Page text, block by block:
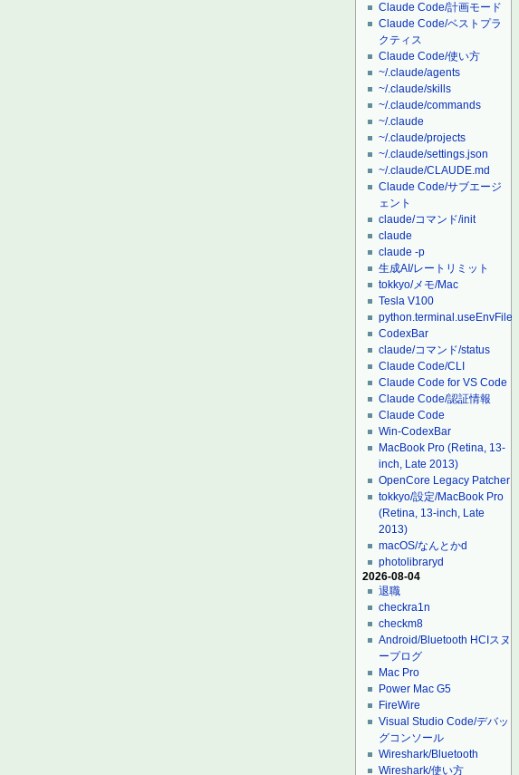
Claude Code/計画モード
Claude Code/ベストプラ
クティス
Claude Code/使い方
~/.claude/agents
~/.claude/skills
~/.claude/commands
~/.claude
~/.claude/projects
~/.claude/settings.json
~/.claude/CLAUDE.md
Claude Code/サブエージ
ェント
claude/コマンド/init
claude
claude -p
生成AI/レートリミット
tokkyo/メモ/Mac
Tesla V100
python.terminal.useEnvFile
CodexBar
claude/コマンド/status
Claude Code/CLI
Claude Code for VS Code
Claude Code/認証情報
Claude Code
Win-CodexBar
MacBook Pro (Retina, 13-
inch, Late 2013)
OpenCore Legacy Patcher
tokkyo/設定/MacBook Pro
(Retina, 13-inch, Late
2013)
macOS/なんとかd
photolibraryd
2026-08-04
退職
checkra1n
checkm8
Android/Bluetooth HCIスヌ
ープログ
Mac Pro
Power Mac G5
FireWire
Visual Studio Code/デバッ
グコンソール
Wireshark/Bluetooth
Wireshark/使い方